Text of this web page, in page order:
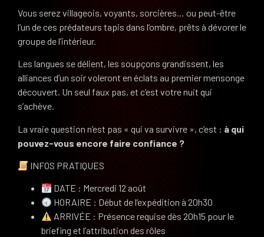
Vous serez villageois, voyants, sorcières… ou peut-être
l’un de ces prédateurs tapis dans l’ombre, prêts à dévorer le
groupe de l’intérieur.
Les langues se délient, les soupçons grandissent, les
alliances d’un soir voleront en éclats au premier mensonge
découvert. Un seul faux pas, et c’est votre nuit qui
s’achève.
La vraie question n’est pas « qui va survivre », c’est : à qui
pouvez-vous encore faire confiance ?
INFOS PRATIQUES
DATE : Mercredi 12 août
HORAIRE : Début de l’expédition à 20h30
ARRIVÉE : Présence requise dès 20h15 pour le
briefing et l’attribution des rôles